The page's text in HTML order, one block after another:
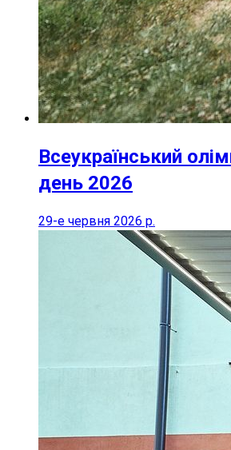
Всеукраїнський
день 2026
29-е червня 2026 р.